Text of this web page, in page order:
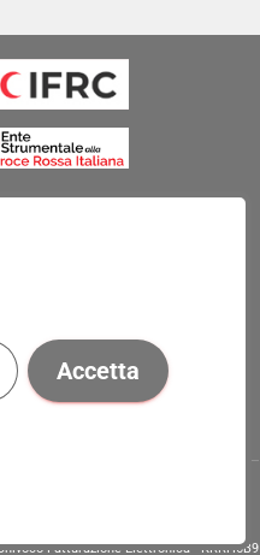
Fatturazione Elettronica - KRRH6B9
Accetta